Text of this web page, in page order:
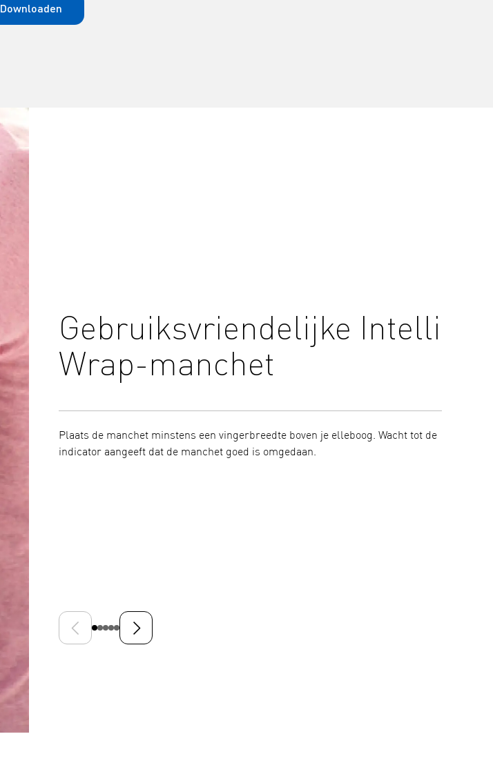
Downloaden
Gebruiksvriendelijke Intelli
Wrap-manchet
Plaats de manchet minstens een vingerbreedte boven je elleboog. Wacht tot de
indicator aangeeft dat de manchet goed is omgedaan.
Vorige dia Volgende dia